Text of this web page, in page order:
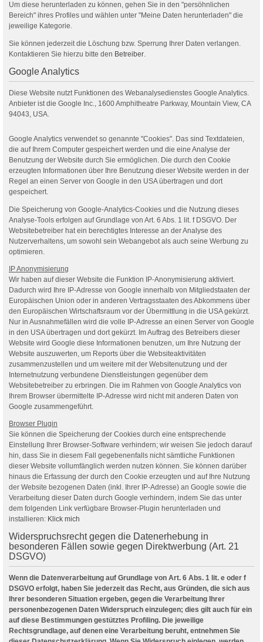
Um diese herunterladen zu können, gehen Sie in den "persöhnlichen
Bereich" ihres Profiles und wählen unter "Meine Daten herunterladen" die
jeweilige Kategorie.
Sie können jederzeit die Löschung bzw. Sperrung Ihrer Daten verlangen.
Kontaktieren Sie hierzu bitte den Betreiber.
Google Analytics
Diese Website nutzt Funktionen des Webanalysedienstes Google Analytics.
Anbieter ist die Google Inc., 1600 Amphitheatre Parkway, Mountain View, CA
94043, USA.
Google Analytics verwendet so genannte "Cookies". Das sind Textdateien,
die auf Ihrem Computer gespeichert werden und die eine Analyse der
Benutzung der Website durch Sie ermöglichen. Die durch den Cookie
erzeugten Informationen über Ihre Benutzung dieser Website werden in der
Regel an einen Server von Google in den USA übertragen und dort
gespeichert.
Die Speicherung von Google-Analytics-Cookies und die Nutzung dieses
Analyse-Tools erfolgen auf Grundlage von Art. 6 Abs. 1 lit. f DSGVO. Der
Websitebetreiber hat ein berechtigtes Interesse an der Analyse des
Nutzerverhaltens, um sowohl sein Webangebot als auch seine Werbung zu
optimieren.
IP Anonymisierung
Wir haben auf dieser Website die Funktion IP-Anonymisierung aktiviert.
Dadurch wird Ihre IP-Adresse von Google innerhalb von Mitgliedstaaten der
Europäischen Union oder in anderen Vertragsstaaten des Abkommens über
den Europäischen Wirtschaftsraum vor der Übermittlung in die USA gekürzt.
Nur in Ausnahmefällen wird die volle IP-Adresse an einen Server von Google
in den USA übertragen und dort gekürzt. Im Auftrag des Betreibers dieser
Website wird Google diese Informationen benutzen, um Ihre Nutzung der
Website auszuwerten, um Reports über die Websiteaktivitäten
zusammenzustellen und um weitere mit der Websitenutzung und der
Internetnutzung verbundene Dienstleistungen gegenüber dem
Websitebetreiber zu erbringen. Die im Rahmen von Google Analytics von
Ihrem Browser übermittelte IP-Adresse wird nicht mit anderen Daten von
Google zusammengeführt.
Browser Plugin
Sie können die Speicherung der Cookies durch eine entsprechende
Einstellung Ihrer Browser-Software verhindern; wir weisen Sie jedoch darauf
hin, dass Sie in diesem Fall gegebenenfalls nicht sämtliche Funktionen
dieser Website vollumfänglich werden nutzen können. Sie können darüber
hinaus die Erfassung der durch den Cookie erzeugten und auf Ihre Nutzung
der Website bezogenen Daten (inkl. Ihrer IP-Adresse) an Google sowie die
Verarbeitung dieser Daten durch Google verhindern, indem Sie das unter
dem folgenden Link verfügbare Browser-Plugin herunterladen und
installieren: Klick mich
Widerspruchsrecht gegen die Datenerhebung in
besonderen Fällen sowie gegen Direktwerbung (Art. 21
DSGVO)
Wenn die Datenverarbeitung auf Grundlage von Art. 6 Abs. 1 lit. e oder f
DSGVO erfolgt, haben Sie jederzeit das Recht, aus Gründen, die sich aus
Ihrer besonderen Situation ergeben, gegen die Verarbeitung Ihrer
personenbezogenen Daten Widerspruch einzulegen; dies gilt auch für ein
auf diese Bestimmungen gestütztes Profiling. Die jeweilige
Rechtsgrundlage, auf denen eine Verarbeitung beruht, entnehmen Sie